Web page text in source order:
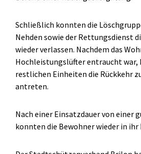
Schließlich konnten die
Nehden sowie der Rettungsdienst
wieder verlassen. Nachdem das
Hochleistungslüfter entraucht war,
restlichen Einheiten die Rückkehr
antreten.
Nach einer Einsatzdauer von einer
konnten die Bewohner wieder in ihr